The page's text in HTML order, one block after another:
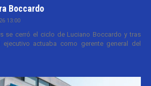
Boccardo
13:00
se cerró el ciclo de Luciano Boccardo y tras
actuaba como gerente general del